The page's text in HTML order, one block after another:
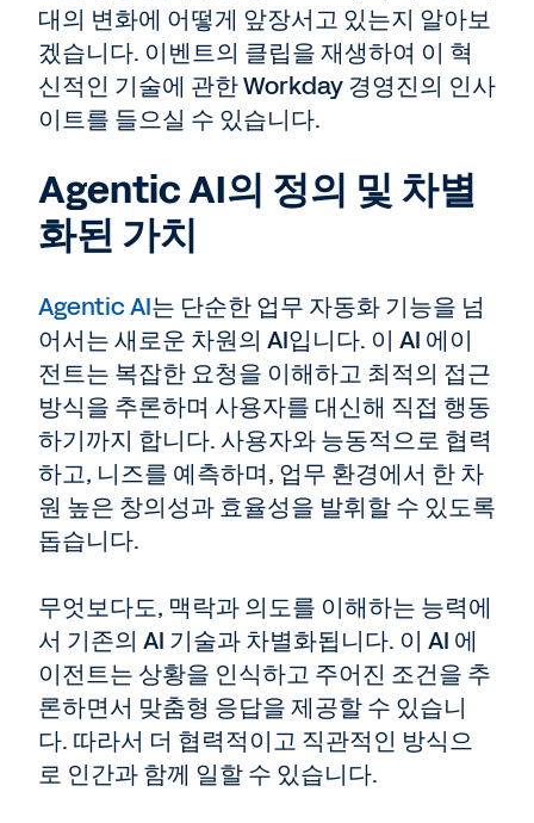
대의 변화에 어떻게 앞장서고 있는지 알아보
겠습니다. 이벤트의 클립을 재생하여 이 혁
신적인 기술에 관한 Workday 경영진의 인사
이트를 들으실 수 있습니다.
Agentic AI의 정의 및 차별
화된 가치
Agentic AI는 단순한 업무 자동화 기능을 넘
어서는 새로운 차원의 AI입니다. 이 AI 에이
전트는 복잡한 요청을 이해하고 최적의 접근
방식을 추론하며 사용자를 대신해 직접 행동
하기까지 합니다. 사용자와 능동적으로 협력
하고, 니즈를 예측하며, 업무 환경에서 한 차
원 높은 창의성과 효율성을 발휘할 수 있도록
돕습니다.
무엇보다도, 맥락과 의도를 이해하는 능력에
서 기존의 AI 기술과 차별화됩니다. 이 AI 에
이전트는 상황을 인식하고 주어진 조건을 추
론하면서 맞춤형 응답을 제공할 수 있습니
다. 따라서 더 협력적이고 직관적인 방식으
로 인간과 함께 일할 수 있습니다.